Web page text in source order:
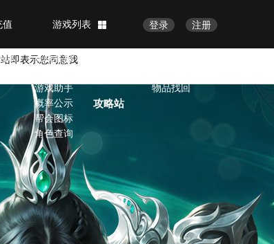
注册
登录
游戏列表
值
即表示您同意我
廊
在线客服
游戏助手
概率公示
帮会图标
角色查询
物品找回
攻略站